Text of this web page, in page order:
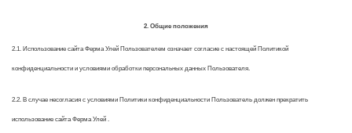
2. Общие положения
2.1. Использование сайта Ферма Улей Пользователем означает согласие с настоящей Политикой
конфиденциальности и условиями обработки персональных данных Пользователя.
2.2. В случае несогласия с условиями Политики конфиденциальности Пользователь должен прекратить
использование сайта Ферма Улей .